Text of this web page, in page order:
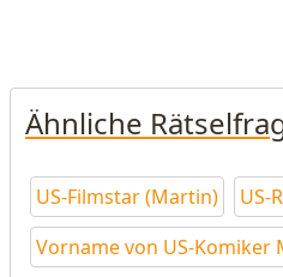
Ähnliche
US-Filmstar (Martin)
US-
Vorname von US-Komiker